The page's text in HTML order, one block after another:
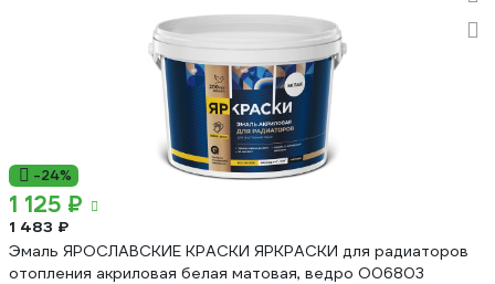
-24%
1 125 ₽
1 483 ₽
Эмаль ЯРОСЛАВСКИЕ КРАСКИ ЯРКРАСКИ для радиаторов
отопления акриловая белая матовая, ведро О06803